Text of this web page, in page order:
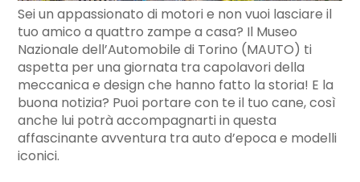
Sei un appassionato di motori e non vuoi lasciare il
tuo amico a quattro zampe a casa? Il Museo
Nazionale dell’Automobile di Torino (MAUTO) ti
aspetta per una giornata tra capolavori della
meccanica e design che hanno fatto la storia! E la
buona notizia? Puoi portare con te il tuo cane, così
anche lui potrà accompagnarti in questa
affascinante avventura tra auto d’epoca e modelli
iconici.